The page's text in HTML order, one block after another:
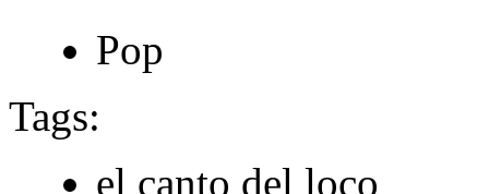
Pop
Tags:
el canto del loco